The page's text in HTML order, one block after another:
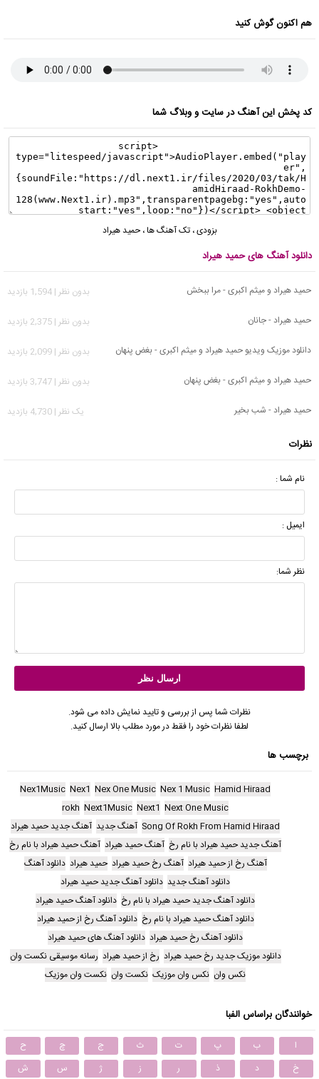
هم اکنون گوش کنید
کد پخش این آهنگ در سایت و وبلاگ شما
بزودی،تک آهنگ ها،حمید هیراد
دانلود آهنگ های حمید هیراد
حمید هیراد و میثم اکبری - مرا ببخش
بدون نظر | 1,594 بازدید
حمید هیراد - جانان
بدون نظر | 2,375 بازدید
دانلود موزیک ویدیو حمید هیراد و میثم اکبری - بغض پنهان
بدون نظر | 2,099 بازدید
حمید هیراد و میثم اکبری - بغض پنهان
بدون نظر | 3,747 بازدید
حمید هیراد - شب بخیر
يک نظر | 4,730 بازدید
نظرات
نام شما :
ایمیل :
نظر شما:
نظرات شما پس از بررسی و تایید نمایش داده می شود.
لطفا نظرات خود را فقط در مورد مطلب بالا ارسال کنید.
برچسب ها
Hamid Hiraad
Nex 1 Music
Nex One Music
Nex1
Nex1Music
Next One Music
Next1
Next1Music
rokh
Song Of Rokh From Hamid Hiraad آهنگ جدید آهنگ جدید حمید هیراد
آهنگ جدید حمید هیراد با نام رخ آهنگ حمید هیراد آهنگ حمید هیراد با نام رخ
آهنگ رخ از حمید هیراد آهنگ رخ حمید هیراد حمید هیراد دانلود آهنگ
دانلود آهنگ جدید دانلود آهنگ جدید حمید هیراد
دانلود آهنگ جدید حمید هیراد با نام رخ دانلود آهنگ حمید هیراد
دانلود آهنگ حمید هیراد با نام رخ دانلود آهنگ رخ از حمید هیراد
دانلود آهنگ رخ حمید هیراد دانلود آهنگ های حمید هیراد
دانلود موزیک جدید رخ حمید هیراد رخ از حمید هیراد رسانه موسیقی نکست وان
نکس وان نکس وان موزیک نکست وان نکست وان موزیک
خوانندگان براساس الفبا
ا ب پ ت ث ج چ
ح
خ
د ذ ر ز ژ س
ش